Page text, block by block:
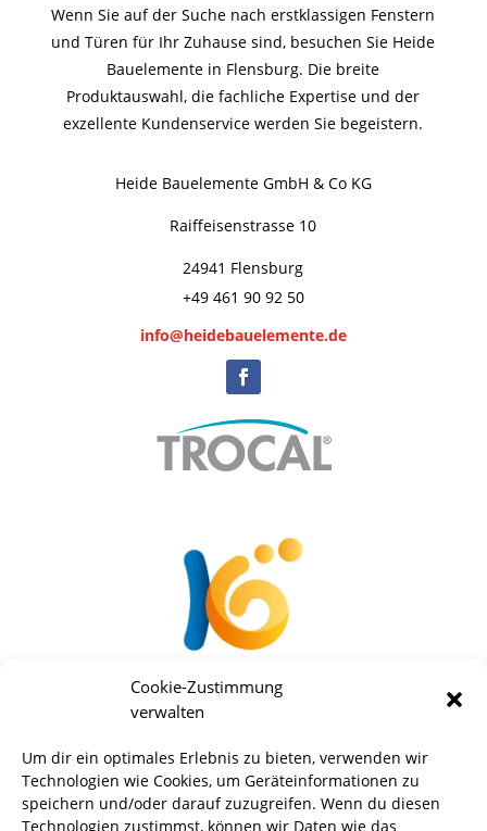
Cookie-Zustimmung
verwalten
Um dir ein optimales Erlebnis zu bieten, verwenden wir
Technologien wie Cookies, um Geräteinformationen zu
speichern und/oder darauf zuzugreifen. Wenn du diesen
Technologien zustimmst, können wir Daten wie das
Wenn Sie auf der Suche nach erstklassigen Fenstern
und Türen für Ihr Zuhause sind, besuchen Sie Heide
Bauelemente in Flensburg. Die breite
Produktauswahl, die fachliche Expertise und der
exzellente Kundenservice werden Sie begeistern.
Heide Bauelemente GmbH & Co KG
Raiffeisenstrasse 10
24941 Flensburg
+49 461 90 92 50
info@heidebauelemente.de